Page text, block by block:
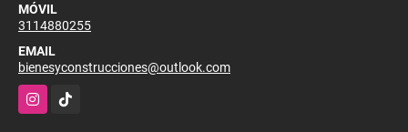
MÓVIL
3114880255
EMAIL
bienesyconstrucciones@outlook.com
Instagram
TikTok